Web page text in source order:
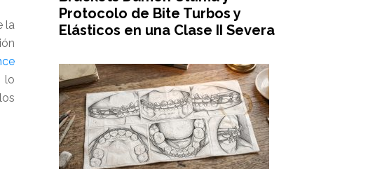
la
lo
Protocolo de Bite Turbos y
Elásticos en una Clase II Severa